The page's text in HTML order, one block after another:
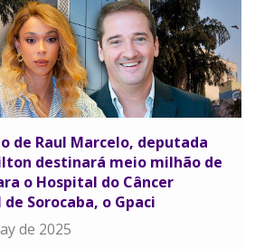
de Raul Marcelo, deputada
destinará meio milhão de
o Hospital do Câncer
Sorocaba, o Gpaci
de 2025